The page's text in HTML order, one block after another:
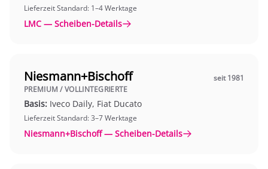
Lieferzeit Standard: 1–4 Werktage
LMC — Scheiben-Details
Niesmann+Bischoff
seit 1981
PREMIUM / VOLLINTEGRIERTE
Basis: Iveco Daily, Fiat Ducato
Lieferzeit Standard: 3–7 Werktage
Niesmann+Bischoff — Scheiben-Details